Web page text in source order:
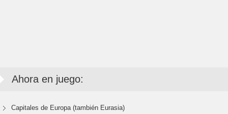
Ahora en juego:
Capitales de Europa (también Eurasia)